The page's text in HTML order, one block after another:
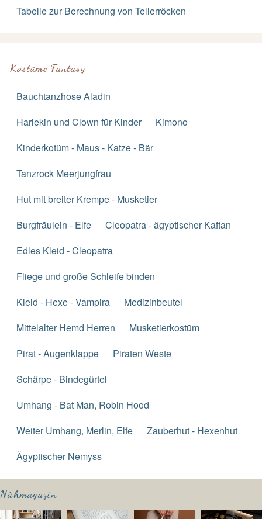
Tabelle zur Berechnung von Tellerröcken
Kostüme Fantasy
Bauchtanzhose Aladin
Harlekin und Clown für Kinder
Kimono
Kinderkotüm - Maus - Katze - Bär
Tanzrock Meerjungfrau
Hut mit breiter Krempe - Musketier
Burgfräulein - Elfe
Cleopatra - ägyptischer Kaftan
Edles Kleid - Cleopatra
Fliege und große Schleife binden
Kleid - Hexe - Vampira
Medizinbeutel
Mittelalter Hemd Herren
Musketierkostüm
Pirat - Augenklappe
Piraten Weste
Schärpe - Bindegürtel
Umhang - Bat Man, Robin Hood
Weiter Umhang, Merlin, Elfe
Zauberhut - Hexenhut
Ägyptischer Nemyss
Nähmagazin